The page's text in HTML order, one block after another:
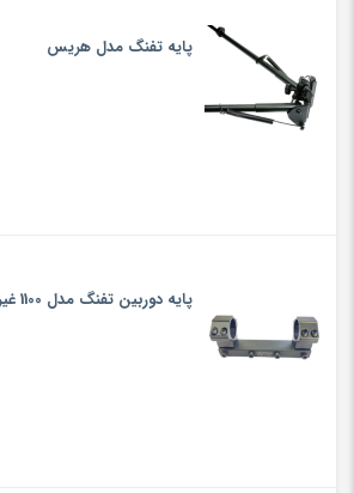
پایه تفنگ مدل هریس
پایه دوربین تفنگ مدل 1100 غیر اصل